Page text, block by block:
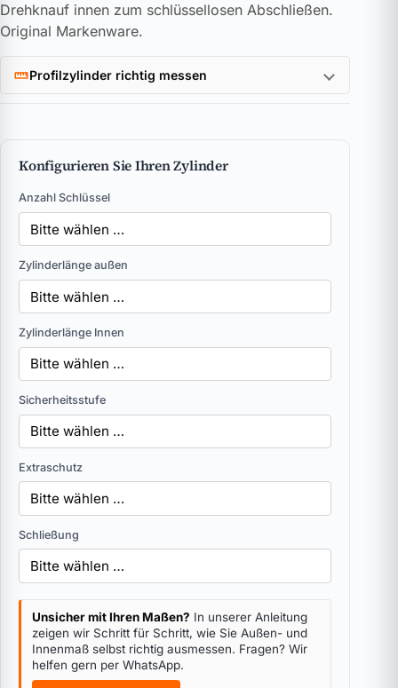
Drehknauf innen zum schlüssellosen Abschließen.
Original Markenware.
Profilzylinder richtig messen
Konfigurieren Sie Ihren Zylinder
Anzahl Schlüssel
Zylinderlänge außen
Zylinderlänge Innen
Sicherheitsstufe
Extraschutz
Schließung
Unsicher mit Ihren Maßen? In unserer Anleitung
zeigen wir Schritt für Schritt, wie Sie Außen- und
Innenmaß selbst richtig ausmessen. Fragen? Wir
helfen gern per WhatsApp.